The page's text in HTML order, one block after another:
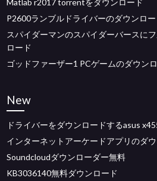
Matlab r2017 torrentをダウンロード
P2600ランブルドライバーのダウンロー
スパイダーマンのスパイダーバースに
ロード
ゴッドファーザー1 PCゲームのダウン
New
ドライバーをダウンロードするasus
インターネットアーケードアプリのダ
Soundcloudダウンローダー無料
KB3036140無料ダウンロード